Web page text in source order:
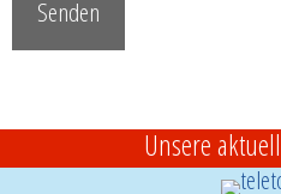
Unsere